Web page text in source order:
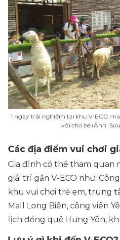
1 ngày trải nghiệm tại khu V-ECO
vời cho bé (Ảnh:
Các địa điểm vui chơi
Gia đình có thể tham quan
giải trí gần V-ECO như:
khu vui chơi trẻ em, trung
Mall Long Biên, công viên
lịch đồng quê Hưng Yên,